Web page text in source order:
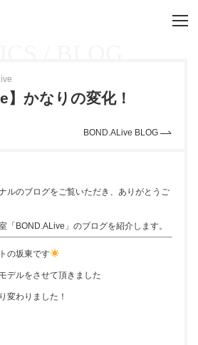
】かなりの変化！
BOND.ALive BLOG
ルのブログをご覧いただき、ありがとうご
「BOND.ALive」のブログを紹介します。
の坂東です
デルをさせて頂きました
変わりました！